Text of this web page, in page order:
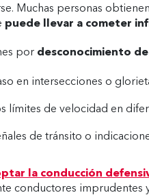
Muchas personas
puede llevar a cometer
por desconocimiento
en intersecciones o
límites de velocidad en
de tránsito o
la conducción
conductores imprudentes